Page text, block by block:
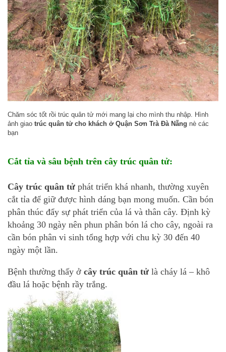
Chăm sóc tốt rồi trúc quân tử mới mang lại cho mình thu nhập. Hình
ảnh giao trúc quân tử cho khách ở Quận Sơn Trà Đà Nẵng nè các
bạn
Cắt tỉa và sâu bệnh trên cây trúc quân tử:
Cây trúc quân tử phát triển khá nhanh, thường xuyên
cắt tỉa để giữ được hình dáng bạn mong muốn. Cần bón
phân thúc đẩy sự phát triển của lá và thân cây. Định kỳ
khoảng 30 ngày nên phun phân bón lá cho cây, ngoài ra
cần bón phân vi sinh tổng hợp với chu kỳ 30 đến 40
ngày một lần.
Bệnh thường thấy ở cây trúc quân tử là cháy lá – khô
đầu lá hoặc bệnh rầy trắng.